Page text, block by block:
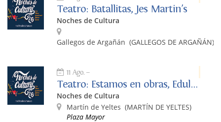
Teatro: Batallitas, Jes Martin's
Noches de Cultura
Gallegos de Argañán (GALLEGOS DE ARGAÑÁN)
11 Ago.
Teatro: Estamos en obras, Edulogic Producciones
Noches de Cultura
Martín de Yeltes (MARTÍN DE YELTES)
Plaza Mayor